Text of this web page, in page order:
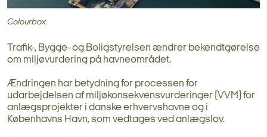
Colourbox
Trafik-, Bygge- og Boligstyrelsen ændrer bekendtgørelse
om miljøvurdering på havneområdet.
Ændringen har betydning for processen for
udarbejdelsen af miljøkonsekvensvurderinger (VVM) for
anlægsprojekter i danske erhvervshavne og i
Københavns Havn, som vedtages ved anlægslov.